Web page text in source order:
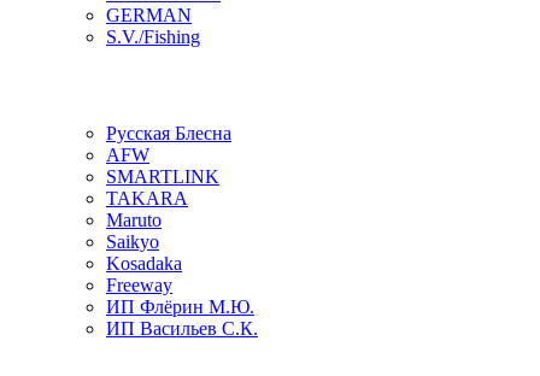
GERMAN
S.V./Fishing
Русская Блесна
AFW
SMARTLINK
TAKARA
Maruto
Saikyo
Kosadaka
Freeway
ИП Флёрин М.Ю.
ИП Васильев С.К.